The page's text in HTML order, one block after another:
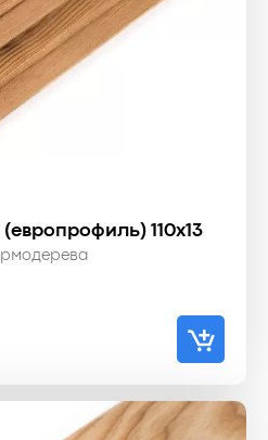
110x13